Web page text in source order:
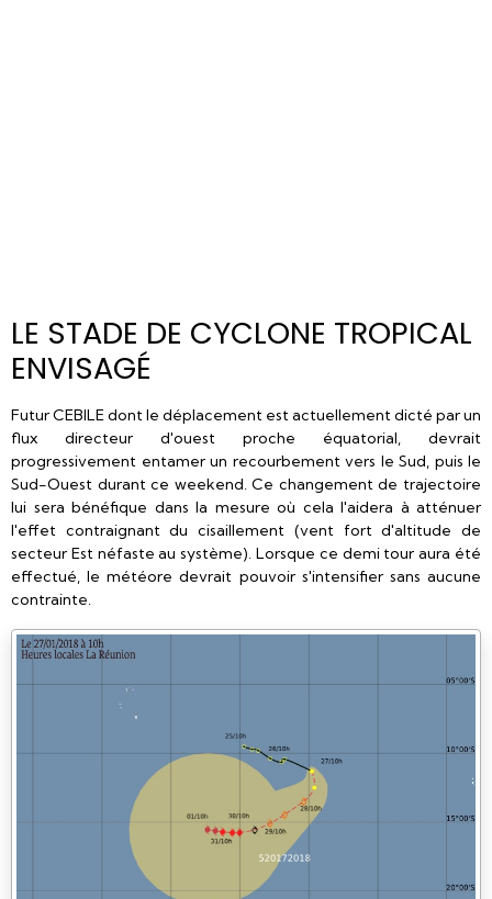
LE STADE DE CYCLONE TROPICAL
ENVISAGÉ
Futur CEBILE dont le déplacement est actuellement dicté par un
flux directeur d'ouest proche équatorial, devrait
progressivement entamer un recourbement vers le Sud, puis le
Sud-Ouest durant ce weekend. Ce changement de trajectoire
lui sera bénéfique dans la mesure où cela l'aidera à atténuer
l'effet contraignant du cisaillement (vent fort d'altitude de
secteur Est néfaste au système). Lorsque ce demi tour aura été
effectué, le météore devrait pouvoir s'intensifier sans aucune
contrainte.